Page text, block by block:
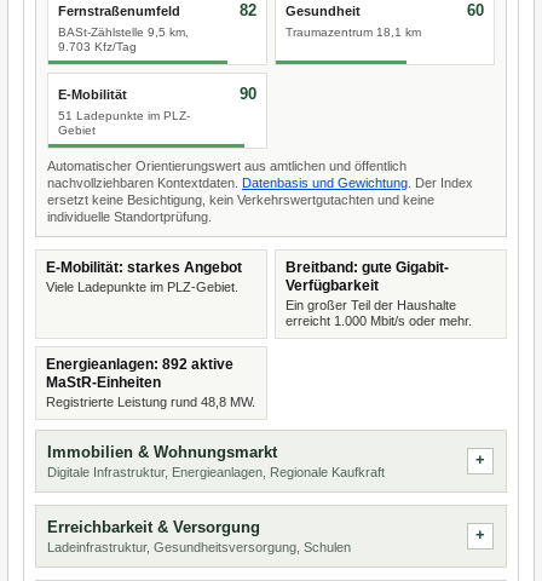
Fernstraßenumfeld
BASt-Zählstelle 9,5 km,
9.703 Kfz/Tag
82 Gesundheit
Traumazentrum 18,1 km
60
E-Mobilität
51 Ladepunkte im PLZ-
Gebiet
90
Automatischer Orientierungswert aus amtlichen und öffentlich
nachvollziehbaren Kontextdaten. Datenbasis und Gewichtung . Der Index
ersetzt keine Besichtigung, kein Verkehrswertgutachten und keine
individuelle Standortprüfung.
E-Mobilität: starkes Angebot
Viele Ladepunkte im PLZ-Gebiet.
Breitband: gute Gigabit-
Verfügbarkeit
Ein großer Teil der Haushalte
erreicht 1.000 Mbit/s oder mehr.
Energieanlagen: 892 aktive
MaStR-Einheiten
Registrierte Leistung rund 48,8 MW.
Immobilien & Wohnungsmarkt
Digitale Infrastruktur, Energieanlagen, Regionale Kaufkraft
Erreichbarkeit & Versorgung
Ladeinfrastruktur, Gesundheitsversorgung, Schulen